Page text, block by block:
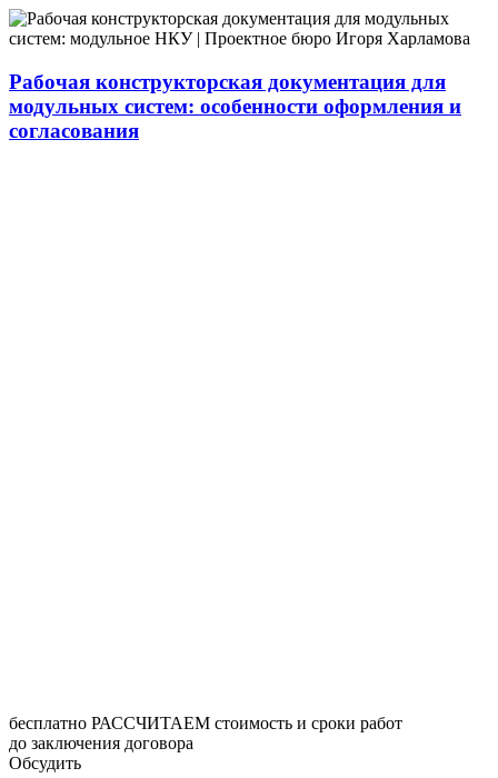
Рабочая конструкторская документация для
модульных систем: особенности оформления и
согласования
бесплатно РАССЧИТАЕМ стоимость и сроки работ
до заключения договора
Обсудить